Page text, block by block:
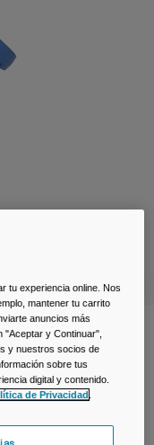
1,2 L –
40% OFF
tu experiencia online. Nos
mantener tu carrito
anuncios más
"Aceptar y Continuar",
y nuestros socios de
sobre tus
digital y contenido.
de Privacidad